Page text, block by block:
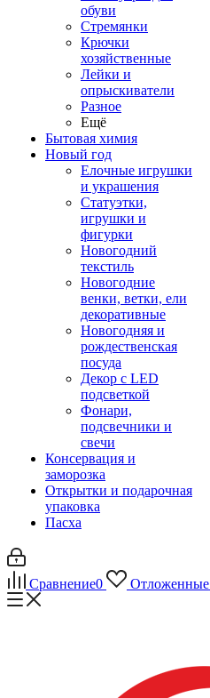
обуви
Стремянки
Крючки
хозяйственные
Лейки и
опрыскиватели
Разное
Ещё
Бытовая химия
Новый год
Елочные игрушки
и украшения
Статуэтки,
игрушки и
фигурки
Новогодний
текстиль
Новогодние
венки, ветки, ели
декоративные
Новогодняя и
рождественская
посуда
Декор с LED
подсветкой
Фонари,
подсвечники и
свечи
Консервация и
заморозка
Открытки и подарочная
упаковка
Пасха
Сравнение0 Отложенные